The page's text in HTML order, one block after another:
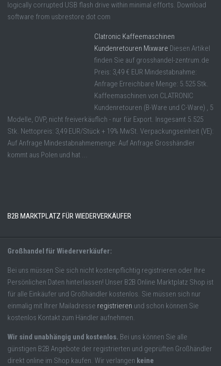
logically corrupted USB flash drive within minimal efforts. Download
software from usbrestore dot com
Clatronic Kaffeemaschinen
Kundenretouren Mixware Diesen Artikel
finden Sie auf grosshandel-zentrum.de
Preis: 3,49 € EUR Mindestabnahme:
Anfrage Erreichbare Menge: 5.525 Stk.
Kaffeemaschinen von CLATRONIC
Kundenretouren (B-Ware und C-Ware) , 5
Modelle, OVP, nicht freiverkäuflich - nur für Export. Insgesamt 5.525
Stk. Nettopreis: 3,49 EUR/Stück + 19% MwSt. Verpackungseinheit (VE):
Auf Anfrage Mindestabnahmemenge: Auf Anfrage Grosshändler
kommt aus Polen und hat ...
B2B MARKTPLATZ FÜR WIEDERVERKÄUFER
Großhandel für Wiederverkäufer:
Bei uns müssen Sie sich nicht kostenpflichtig registrieren oder Ihre
Persönlichen Daten hinterlassen! Unser B2B Online Marktplatz Shop ist
für alle Einkäufer und Großhändler kostenlos. Sie müssen sich nur
einmalig mit Ihrer Mailadresse registrieren und schon können Sie
kostenlos Kontakt zum Händler aufnehmen.
Wir sind unabhängig und kostenlos. Bei uns können Sie alle
günstigen B2B Angebote der registrierten und geprüften Großhändler
direkt online im Shop kaufen. Wir verlangen keine